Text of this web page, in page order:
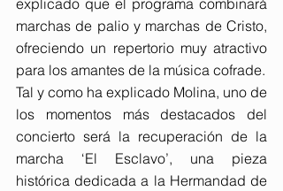
explicado que el programa combinará
marchas de palio y marchas de Cristo,
ofreciendo un repertorio muy atractivo
para los amantes de la música cofrade.
Tal y como ha explicado Molina, uno de
los momentos más destacados del
concierto será la recuperación de la
marcha ‘El Esclavo’, una pieza
histórica dedicada a la Hermandad de